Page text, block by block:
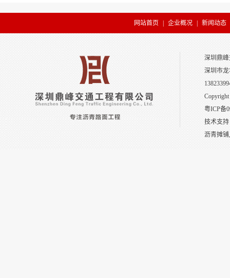
网站首页 企业概况 新闻动态
深圳鼎
深圳市
粤ICP备
技术支
沥青摊